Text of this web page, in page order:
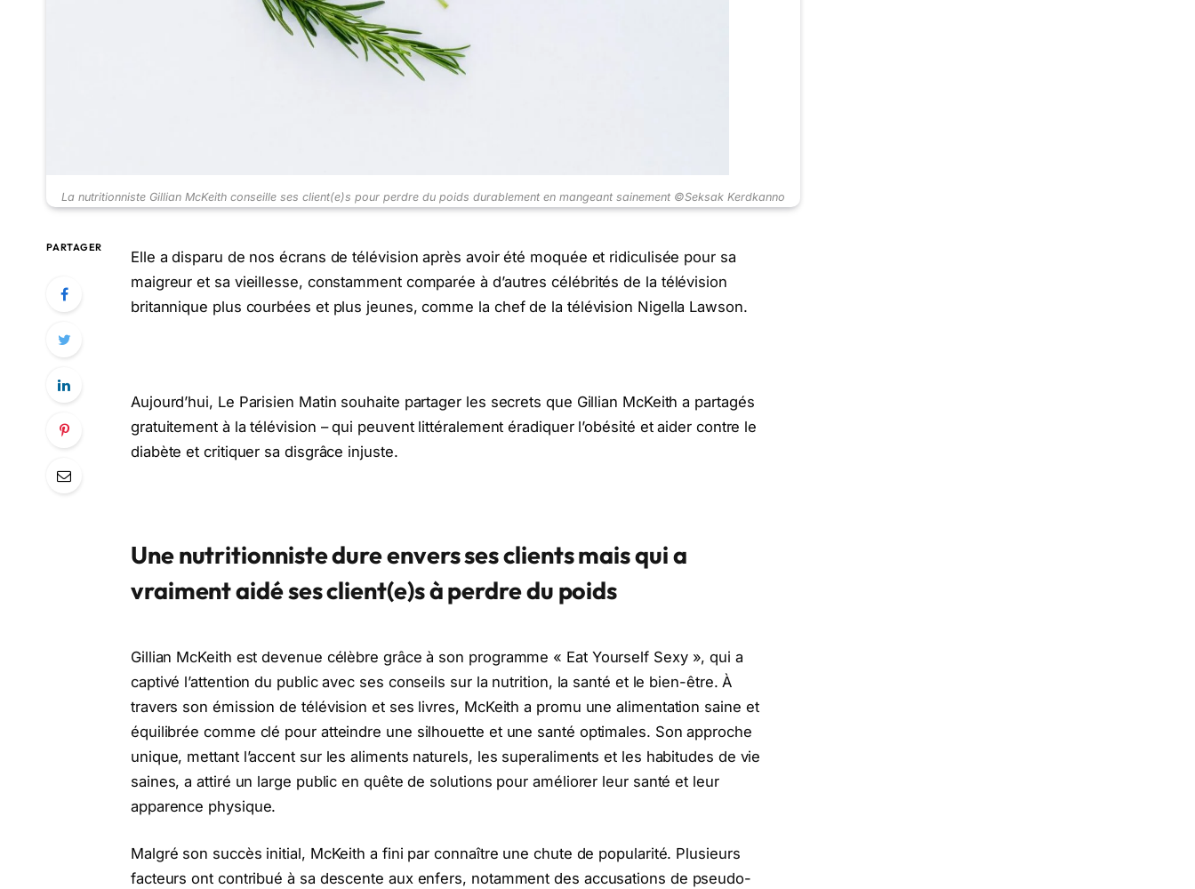
La nutritionniste Gillian McKeith conseille ses client(e)s pour perdre du poids durablement en mangeant sainement ©Seksak Kerdkanno
PARTAGER
Elle a disparu de nos écrans de télévision après avoir été moquée et ridiculisée pour sa
maigreur et sa vieillesse, constamment comparée à d’autres célébrités de la télévision
britannique plus courbées et plus jeunes, comme la chef de la télévision Nigella Lawson.
Aujourd’hui, Le Parisien Matin souhaite partager les secrets que Gillian McKeith a partagés
gratuitement à la télévision – qui peuvent littéralement éradiquer l’obésité et aider contre le
diabète et critiquer sa disgrâce injuste.
Une nutritionniste dure envers ses clients mais qui a
vraiment aidé ses client(e)s à perdre du poids
Gillian McKeith est devenue célèbre grâce à son programme « Eat Yourself Sexy », qui a
captivé l’attention du public avec ses conseils sur la nutrition, la santé et le bien-être. À
travers son émission de télévision et ses livres, McKeith a promu une alimentation saine et
équilibrée comme clé pour atteindre une silhouette et une santé optimales. Son approche
unique, mettant l’accent sur les aliments naturels, les superaliments et les habitudes de vie
saines, a attiré un large public en quête de solutions pour améliorer leur santé et leur
apparence physique.
Malgré son succès initial, McKeith a fini par connaître une chute de popularité. Plusieurs
facteurs ont contribué à sa descente aux enfers, notamment des accusations de pseudo-